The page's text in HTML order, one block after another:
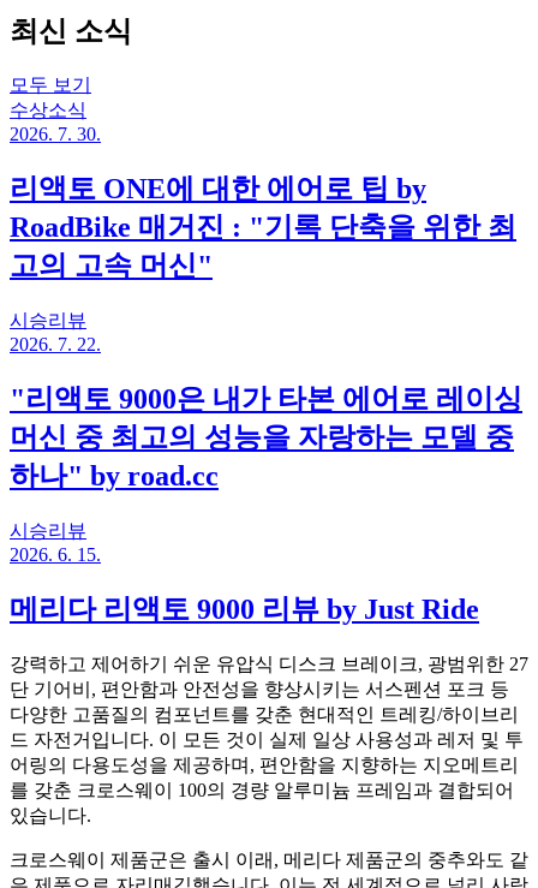
최신 소식
모두 보기
수상소식
2026. 7. 30.
리액토 ONE에 대한 에어로 팁 by
RoadBike 매거진 : "기록 단축을 위한 최
고의 고속 머신"
시승리뷰
2026. 7. 22.
"리액토 9000은 내가 타본 에어로 레이싱
머신 중 최고의 성능을 자랑하는 모델 중
하나" by road.cc
시승리뷰
2026. 6. 15.
메리다 리액토 9000 리뷰 by Just Ride
강력하고 제어하기 쉬운 유압식 디스크 브레이크, 광범위한 27
단 기어비, 편안함과 안전성을 향상시키는 서스펜션 포크 등
다양한 고품질의 컴포넌트를 갖춘 현대적인 트레킹/하이브리
드 자전거입니다. 이 모든 것이 실제 일상 사용성과 레저 및 투
어링의 다용도성을 제공하며, 편안함을 지향하는 지오메트리
를 갖춘 크로스웨이 100의 경량 알루미늄 프레임과 결합되어
있습니다.
크로스웨이 제품군은 출시 이래, 메리다 제품군의 중추와도 같